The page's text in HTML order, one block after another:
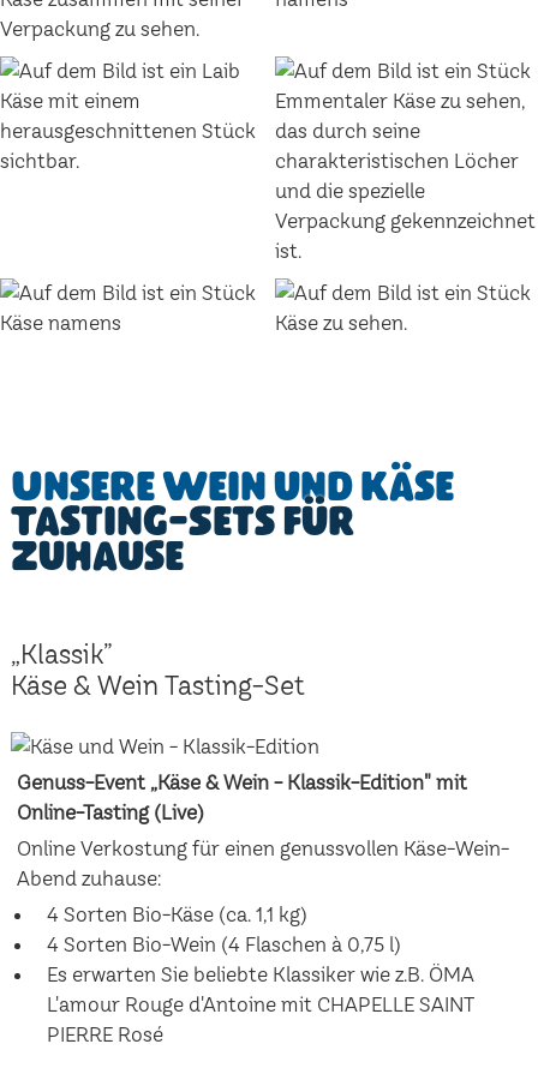
Unsere Wein und Käse
Tasting-Sets für
Zuhause
„Klassik”
Käse & Wein Tasting-Set
Genuss-Event „Käse & Wein - Klassik-Edition" mit
Online-Tasting (Live)
Online Verkostung für einen genussvollen Käse-Wein-
Abend zuhause:
4 Sorten Bio-Käse (ca. 1,1 kg)
4 Sorten Bio-Wein (4 Flaschen à 0,75 l)
Es erwarten Sie beliebte Klassiker wie z.B. ÖMA
L'amour Rouge d'Antoine mit CHAPELLE SAINT
PIERRE Rosé